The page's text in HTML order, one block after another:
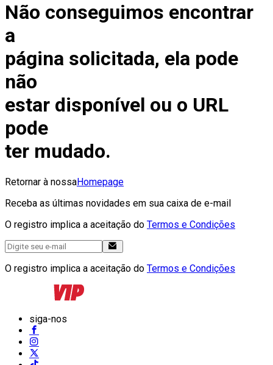
Não conseguimos encontrar
a
página solicitada, ela pode
não
estar disponível ou o URL
pode
ter mudado.
Retornar à nossaHomepage
Receba as últimas novidades em sua caixa de e-mail
O registro implica a aceitação do Termos e Condições
O registro implica a aceitação do Termos e Condições
siga-nos